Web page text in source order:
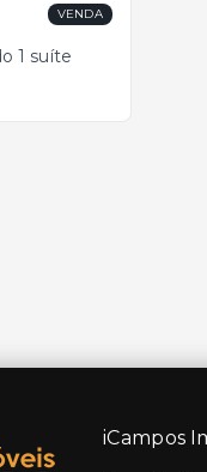
VENDA
1 suíte
iCampos